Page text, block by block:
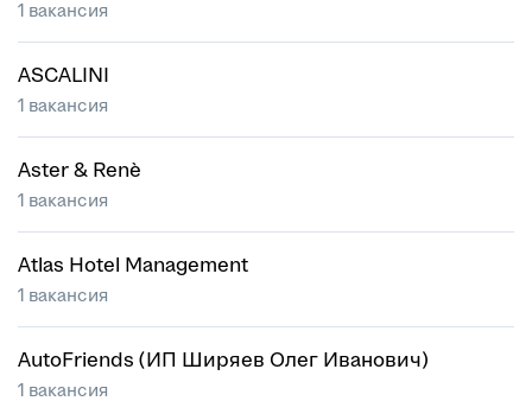
1 вакансия
ASCALINI
1 вакансия
Aster & Renè
1 вакансия
Atlas Hotel Management
1 вакансия
AutoFriends (ИП Ширяев Олег Иванович)
1 вакансия